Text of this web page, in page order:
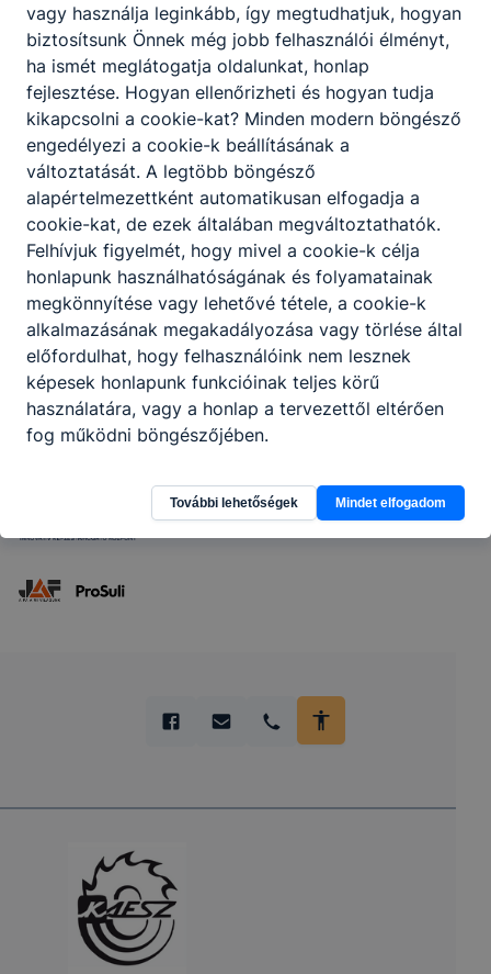
vizsgaeredmények 2025
vizsgaeredmények 2023
vizsgaeredmények 2022
12. azegyéb foglalkozás igénybevételének
lehetőségeit
13.Eljárásrend az intézményben tanulók
bántalmazási eseteinek kivizsgálására és
kezelésére
Partnereink
vagy használja leginkább, így megtudhatjuk, hogyan
biztosítsunk Önnek még jobb felhasználói élményt,
ha ismét meglátogatja oldalunkat, honlap
fejlesztése. Hogyan ellenőrizheti és hogyan tudja
kikapcsolni a cookie-kat? Minden modern böngésző
engedélyezi a cookie-k beállításának a
változtatását. A legtöbb böngésző
alapértelmezettként automatikusan elfogadja a
cookie-kat, de ezek általában megváltoztathatók.
Felhívjuk figyelmét, hogy mivel a cookie-k célja
honlapunk használhatóságának és folyamatainak
megkönnyítése vagy lehetővé tétele, a cookie-k
alkalmazásának megakadályozása vagy törlése által
előfordulhat, hogy felhasználóink nem lesznek
képesek honlapunk funkcióinak teljes körű
használatára, vagy a honlap a tervezettől eltérően
fog működni böngészőjében.
További lehetőségek Mindet elfogadom